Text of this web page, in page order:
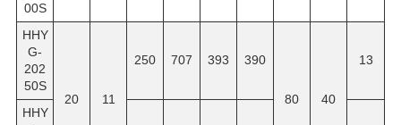
00S
HHY
G-
202
50S
20
11
250 707 393 390
80 40
13
HHY